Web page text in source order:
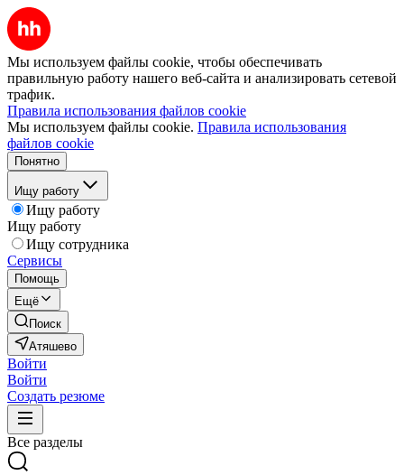
Мы используем файлы cookie, чтобы обеспечивать
правильную работу нашего веб-сайта и анализировать сетевой
трафик.
Правила использования файлов cookie
Мы используем файлы cookie. Правила использования
файлов cookie
Понятно
Ищу работу
Ищу работу
Ищу работу
Ищу сотрудника
Сервисы
Помощь
Ещё
Поиск
Атяшево
Войти
Войти
Создать резюме
Все разделы